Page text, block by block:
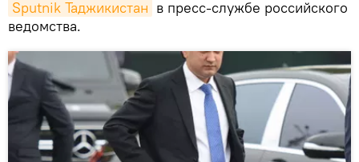
Sputnik Таджикистан в пресс-службе российского
ведомства.